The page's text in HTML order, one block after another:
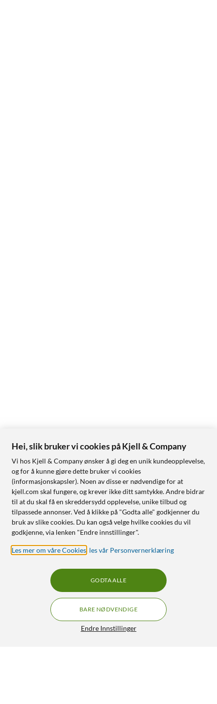
Hei, slik bruker vi cookies på Kjell & Company
Vi hos Kjell & Company ønsker å gi deg en unik kundeopplevelse,
og for å kunne gjøre dette bruker vi cookies
(informasjonskapsler). Noen av disse er nødvendige for at
kjell.com skal fungere, og krever ikke ditt samtykke. Andre bidrar
til at du skal få en skreddersydd opplevelse, unike tilbud og
tilpassede annonser. Ved å klikke på "Godta alle" godkjenner du
bruk av slike cookies. Du kan også velge hvilke cookies du vil
godkjenne, via lenken "Endre innstillinger".
Les mer om våre Cookies les vår Personvernerklæring
Endre Innstillinger
BARE NØDVENDIGE
GODTA ALLE